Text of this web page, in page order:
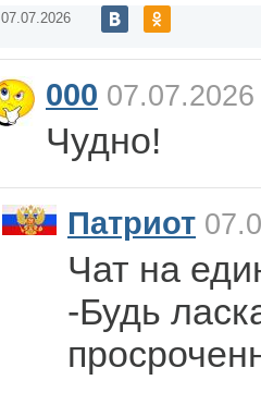
07.07.2026
000
Чудно!
Патриот
Чат на
-Будь